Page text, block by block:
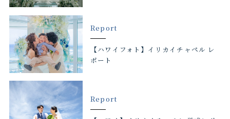
Report
【ハワイフォト】イリカイチャペル レ
ポート
Report